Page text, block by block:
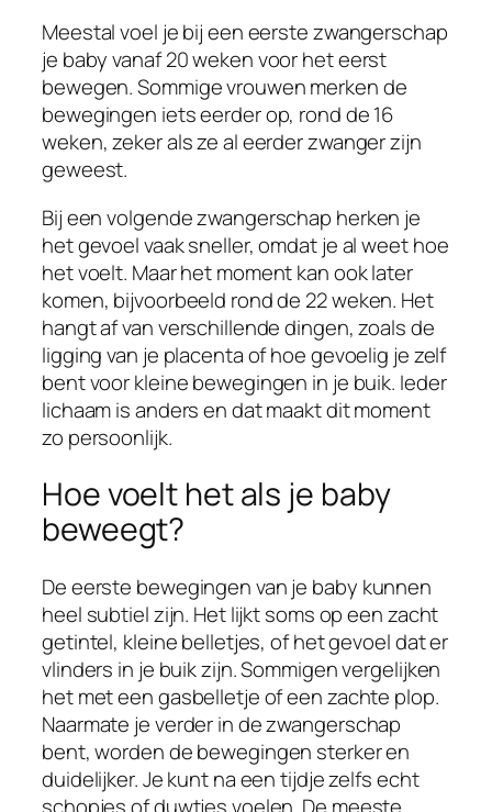
Meestal voel je bij een eerste zwangerschap
je baby vanaf 20 weken voor het eerst
bewegen. Sommige vrouwen merken de
bewegingen iets eerder op, rond de 16
weken, zeker als ze al eerder zwanger zijn
geweest.
Bij een volgende zwangerschap herken je
het gevoel vaak sneller, omdat je al weet hoe
het voelt. Maar het moment kan ook later
komen, bijvoorbeeld rond de 22 weken. Het
hangt af van verschillende dingen, zoals de
ligging van je placenta of hoe gevoelig je zelf
bent voor kleine bewegingen in je buik. Ieder
lichaam is anders en dat maakt dit moment
zo persoonlijk.
Hoe voelt het als je baby
beweegt?
De eerste bewegingen van je baby kunnen
heel subtiel zijn. Het lijkt soms op een zacht
getintel, kleine belletjes, of het gevoel dat er
vlinders in je buik zijn. Sommigen vergelijken
het met een gasbelletje of een zachte plop.
Naarmate je verder in de zwangerschap
bent, worden de bewegingen sterker en
duidelijker. Je kunt na een tijdje zelfs echt